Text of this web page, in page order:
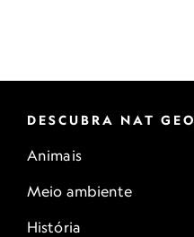
DESCUBRA NAT GEO
Animais
Meio ambiente
História